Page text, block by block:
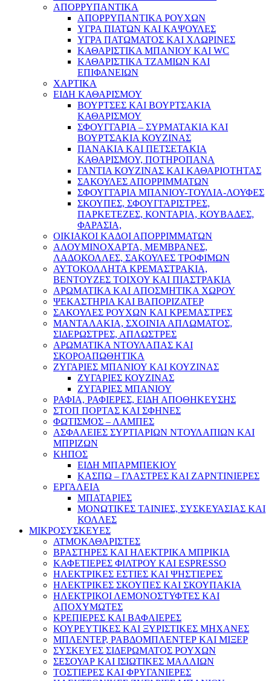
ΑΠΟΡΡΥΠΑΝΤΙΚΑ
ΑΠΟΡΡΥΠΑΝΤΙΚΑ ΡΟΥΧΩΝ
ΥΓΡΑ ΠΙΑΤΩΝ ΚΑΙ ΚΑΨΟΥΛΕΣ
ΥΓΡΑ ΠΑΤΩΜΑΤΟΣ ΚΑΙ ΧΛΩΡΙΝΕΣ
ΚΑΘΑΡΙΣΤΙΚΑ ΜΠΑΝΙΟΥ ΚΑΙ WC
ΚΑΘΑΡΙΣΤΙΚΑ ΤΖΑΜΙΩΝ ΚΑΙ
ΕΠΙΦΑΝΕΙΩΝ
ΧΑΡΤΙΚΑ
ΕΙΔΗ ΚΑΘΑΡΙΣΜΟΥ
ΒΟΥΡΤΣΕΣ ΚΑΙ ΒΟΥΡΤΣΑΚΙΑ
ΚΑΘΑΡΙΣΜΟΥ
ΣΦΟΥΓΓΑΡΙΑ – ΣΥΡΜΑΤΑΚΙΑ ΚΑΙ
ΒΟΥΡΤΣΑΚΙΑ ΚΟΥΖΙΝΑΣ
ΠΑΝΑΚΙΑ ΚΑΙ ΠΕΤΣΕΤΑΚΙΑ
ΚΑΘΑΡΙΣΜΟΥ, ΠΟΤΗΡΟΠΑΝΑ
ΓΑΝΤΙΑ ΚΟΥΖΙΝΑΣ ΚΑΙ ΚΑΘΑΡΙΟΤΗΤΑΣ
ΣΑΚΟΥΛΕΣ ΑΠΟΡΡΙΜΜΑΤΩΝ
ΣΦΟΥΓΓΑΡΙΑ ΜΠΑΝΙΟΥ-ΤΟΥΛΙΑ-ΛΟΥΦΕΣ
ΣΚΟΥΠΕΣ, ΣΦΟΥΓΓΑΡΙΣΤΡΕΣ,
ΠΑΡΚΕΤΕΖΕΣ, ΚΟΝΤΑΡΙΑ, ΚΟΥΒΑΔΕΣ,
ΦΑΡΑΣΙΑ,
ΟΙΚΙΑΚΟΙ ΚΑΔΟΙ ΑΠΟΡΡΙΜΜΑΤΩΝ
ΑΛΟΥΜΙΝΟΧΑΡΤΑ, ΜΕΜΒΡΑΝΕΣ,
ΛΑΔΟΚΟΛΛΕΣ, ΣΑΚΟΥΛΕΣ ΤΡΟΦΙΜΩΝ
ΑΥΤΟΚΟΛΛΗΤΑ ΚΡΕΜΑΣΤΡΑΚΙΑ,
ΒΕΝΤΟΥΖΕΣ ΤΟΙΧΟΥ ΚΑΙ ΠΙΑΣΤΡΑΚΙΑ
ΑΡΩΜΑΤΙΚΑ KAI ΑΠΟΣΜΗΤΙΚΑ ΧΩΡΟΥ
ΨΕΚΑΣΤΗΡΙΑ ΚΑΙ ΒΑΠΟΡΙΖΑΤΕΡ
ΣΑΚΟΥΛΕΣ ΡΟΥΧΩΝ ΚΑΙ ΚΡΕΜΑΣΤΡΕΣ
ΜΑΝΤΑΛΑΚΙΑ, ΣΧΟΙΝΙΑ ΑΠΛΩΜΑΤΟΣ,
ΣΙΔΕΡΩΣΤΡΕΣ, ΑΠΛΩΣΤΡΕΣ
ΑΡΩΜΑΤΙΚΑ ΝΤΟΥΛΑΠΑΣ ΚΑΙ
ΣΚΟΡΟΑΠΩΘΗΤΙΚΑ
ΖΥΓΑΡΙΕΣ ΜΠΑΝΙΟΥ ΚΑΙ ΚΟΥΖΙΝΑΣ
ΖΥΓΑΡΙΕΣ ΚΟΥΖΙΝΑΣ
ΖΥΓΑΡΙΕΣ ΜΠΑΝΙΟΥ
ΡΑΦΙΑ, ΡΑΦΙΕΡΕΣ, ΕΙΔΗ ΑΠΟΘΗΚΕΥΣΗΣ
ΣΤΟΠ ΠΟΡΤΑΣ ΚΑΙ ΣΦΗΝΕΣ
ΦΩΤΙΣΜΟΣ – ΛΑΜΠΕΣ
ΑΣΦΑΛΕΙΕΣ ΣΥΡΤΙΑΡΙΩΝ ΝΤΟΥΛΑΠΙΩΝ ΚΑΙ
ΜΠΡΙΖΩΝ
ΚΗΠΟΣ
ΕΙΔΗ ΜΠΑΡΜΠΕΚΙΟΥ
ΚΑΣΠΩ – ΓΛΑΣΤΡΕΣ ΚΑΙ ΖΑΡΝΤΙΝΙΕΡΕΣ
ΕΡΓΑΛΕΙΑ
ΜΠΑΤΑΡΙΕΣ
ΜΟΝΩΤΙΚΕΣ ΤΑΙΝΙΕΣ, ΣΥΣΚΕΥΑΣΙΑΣ ΚΑΙ
ΚΟΛΛΕΣ
ΜΙΚΡΟΣΥΣΚΕΥΕΣ
ΑΤΜΟΚΑΘΑΡΙΣΤΕΣ
ΒΡΑΣΤΗΡΕΣ ΚΑΙ ΗΛΕΚΤΡΙΚΑ ΜΠΡΙΚΙΑ
ΚΑΦΕΤΙΕΡΕΣ ΦΙΛΤΡΟΥ ΚΑΙ ESPRESSO
ΗΛΕΚΤΡΙΚΕΣ ΕΣΤΙΕΣ ΚΑΙ ΨΗΣΤΙΕΡΕΣ
ΗΛΕΚΤΡΙΚΕΣ ΣΚΟΥΠΕΣ ΚΑΙ ΣΚΟΥΠΑΚΙΑ
ΗΛΕΚΤΡΙΚΟΙ ΛΕΜΟΝΟΣΤΥΦΤΕΣ ΚΑΙ
ΑΠΟΧΥΜΩΤΕΣ
ΚΡΕΠΙΕΡΕΣ ΚΑΙ ΒΑΦΛΙΕΡΕΣ
ΚΟΥΡΕΥΤΙΚΕΣ ΚΑΙ ΞΥΡΙΣΤΙΚΕΣ ΜΗΧΑΝΕΣ
ΜΠΛΕΝΤΕΡ, ΡΑΒΔΟΜΠΛΕΝΤΕΡ ΚΑΙ ΜΙΞΕΡ
ΣΥΣΚΕΥΕΣ ΣΙΔΕΡΩΜΑΤΟΣ ΡΟΥΧΩΝ
ΣΕΣΟΥΑΡ ΚΑΙ ΙΣΙΩΤΙΚΕΣ ΜΑΛΛΙΩΝ
ΤΟΣΤΙΕΡΕΣ ΚΑΙ ΦΡΥΓΑΝΙΕΡΕΣ